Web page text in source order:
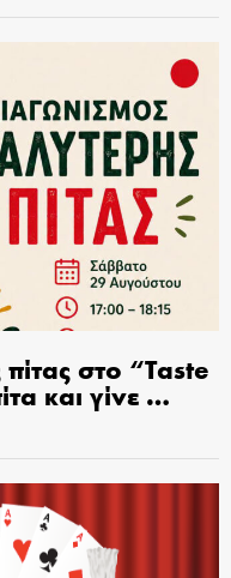
στο “Taste
και γίνε …